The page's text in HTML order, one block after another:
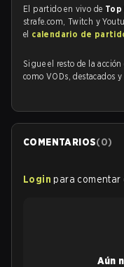
El partido en vivo de Top
strafe.com, Twitch y
el calendario de
Sigue el resto de la acción
como VODs, destacados
COMENTARIOS(0)
Login para comentar
Aún